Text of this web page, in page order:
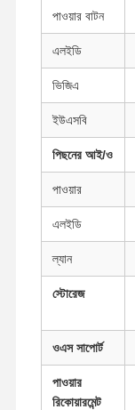
পাওয়ার বাটন
এলইডি
ভিজিএ
ইউএসবি
পিছনের আই/ও
পাওয়ার
এলইডি
ল্যান
স্টোরেজ
ওএস সাপোর্ট
পাওয়ার
রিকোয়ারমেন্ট